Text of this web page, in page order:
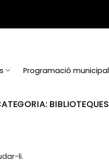
Programació municipal
BIBLIOTEQUES
li.